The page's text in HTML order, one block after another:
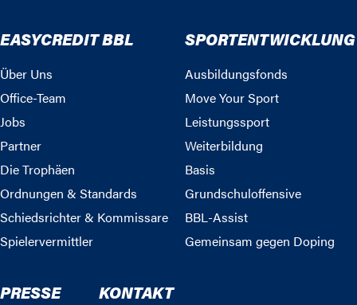
EASYCREDIT BBL
Über Uns
Office-Team
Jobs
Partner
Die Trophäen
Ordnungen & Standards
Schiedsrichter & Kommissare
Spielervermittler
SPORTENTWICKLUNG
Ausbildungsfonds
Move Your Sport
Leistungssport
Weiterbildung
Basis
Grundschuloffensive
BBL-Assist
Gemeinsam gegen Doping
PRESSE KONTAKT